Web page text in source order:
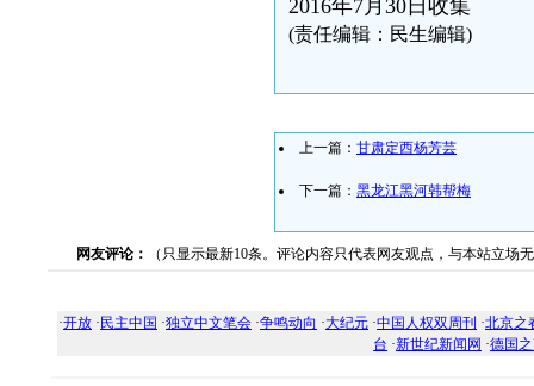
2016年7月30日收集
(责任编辑：民生编辑)
上一篇： 甘肃定西杨芳芸
下一篇： 黑龙江黑河韩帮梅
网友评论： （只显示最新10条。评论内容只代表网友观点，与本站立场
·开放 · 民主中国 ·独立中文笔会 ·争鸣动向 ·大纪元 ·中国人权双周刊 ·北京之
台 ·新世纪新闻网 ·德国